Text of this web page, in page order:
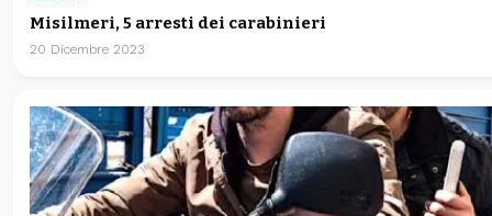
Misilmeri, 5 arresti dei carabinieri
20 Dicembre 2023